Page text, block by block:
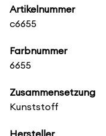
Artikelnummer
c6655
Farbnummer
6655
Zusammensetzung
Kunststoff
Hersteller